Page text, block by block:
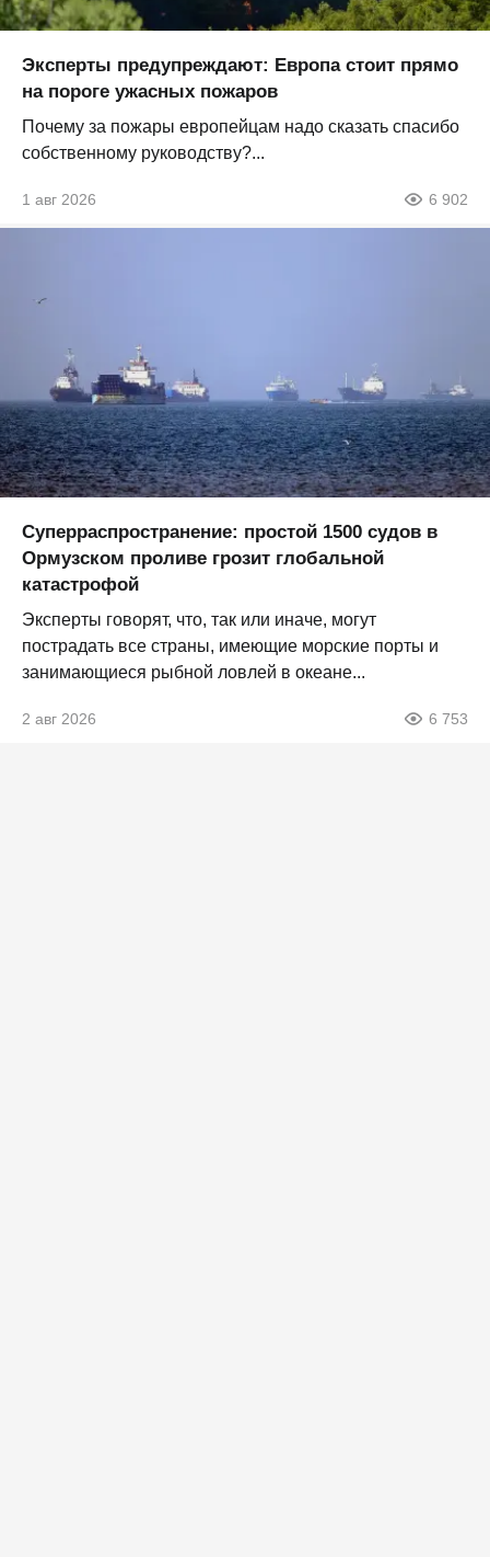
Эксперты предупреждают: Европа стоит прямо
на пороге ужасных пожаров
Почему за пожары европейцам надо сказать спасибо
собственному руководству?...
1 авг 2026 6 902
Суперраспространение: простой 1500 судов в
Ормузском проливе грозит глобальной
катастрофой
Эксперты говорят, что, так или иначе, могут
пострадать все страны, имеющие морские порты и
занимающиеся рыбной ловлей в океане...
2 авг 2026 6 753